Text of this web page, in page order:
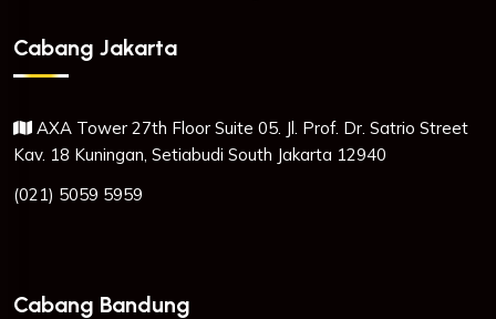
Cabang Jakarta
AXA Tower 27th Floor Suite 05. Jl. Prof. Dr. Satrio Street
Kav. 18 Kuningan, Setiabudi South Jakarta 12940
(021) 5059 5959
Cabang Bandung